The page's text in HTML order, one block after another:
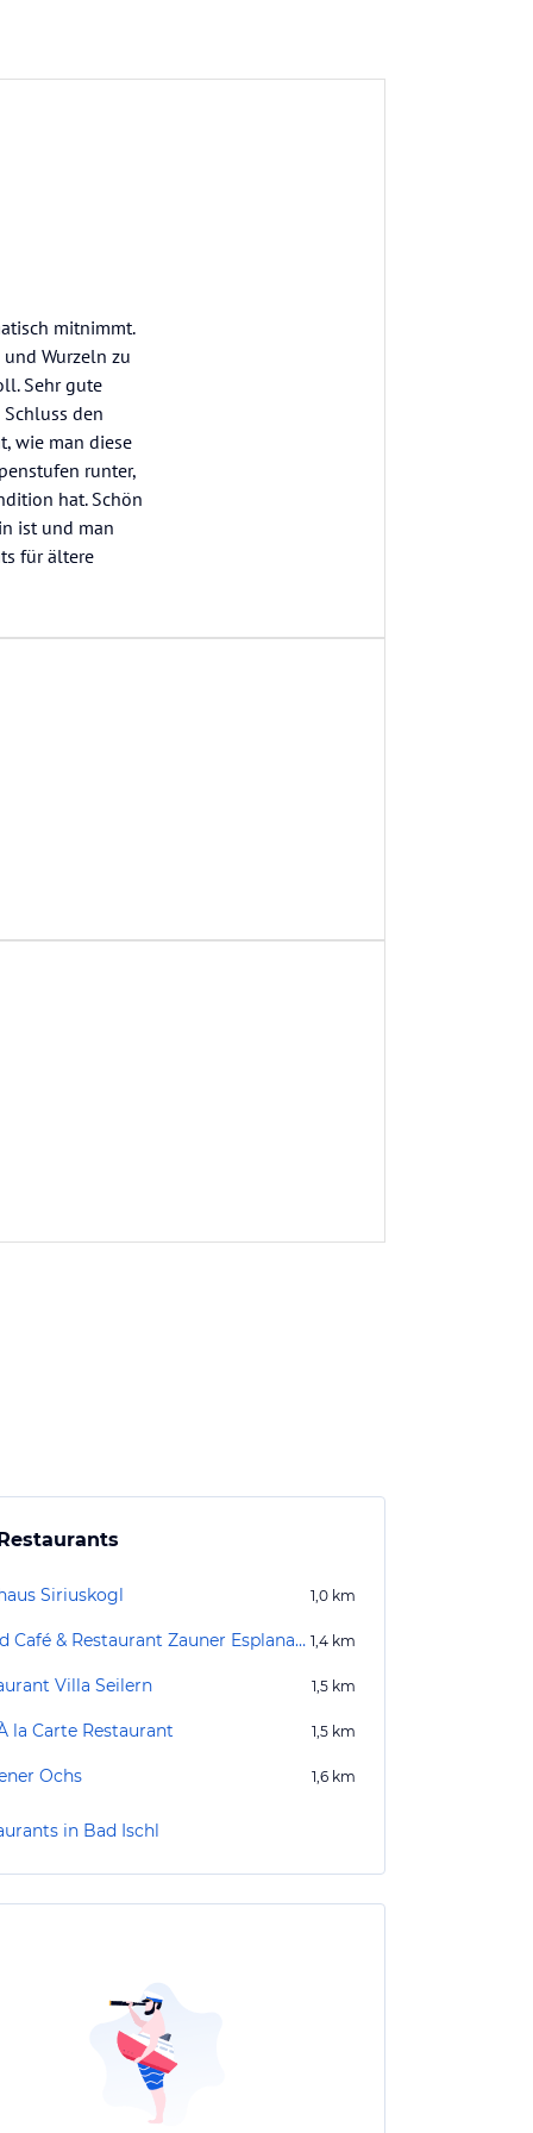
mitnimmt.
Wurzeln zu
Sehr gute
den
wie man diese
runter,
hat. Schön
ist und man
für ältere
Siriuskogl 1,0 km
Grand Café & Restaurant Zauner Esplanade 1,4 km
Villa Seilern 1,5 km
la Carte Restaurant 1,5 km
Ochs 1,6 km
in Bad Ischl